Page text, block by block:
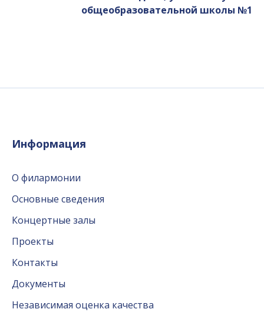
общеобразовательной школы №1
Информация
О филармонии
Основные сведения
Концертные залы
Проекты
Контакты
Документы
Независимая оценка качества